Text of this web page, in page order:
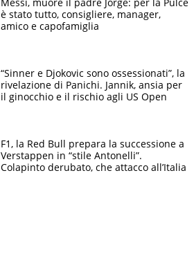
è stato tutto, consigliere, manager,
amico e capofamiglia
“Sinner e Djokovic sono ossessionati”, la
rivelazione di Panichi. Jannik, ansia per
il ginocchio e il rischio agli US Open
F1, la Red Bull prepara la successione a
Verstappen in “stile Antonelli”.
Colapinto derubato, che attacco all’Italia